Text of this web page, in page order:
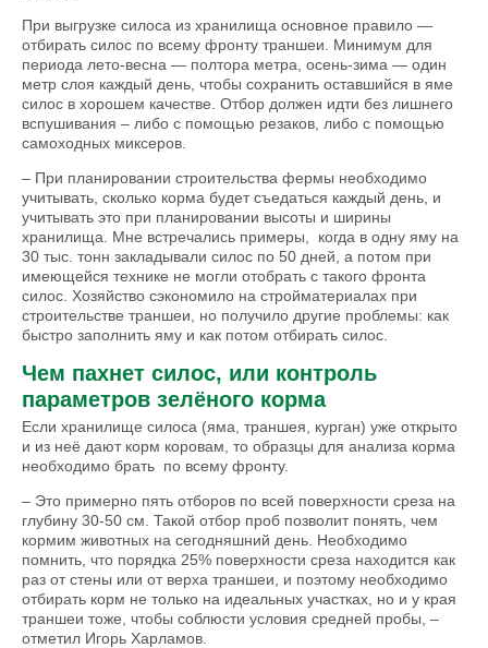
При выгрузке силоса из хранилища основное правило —
отбирать силос по всему фронту траншеи. Минимум для
периода лето-весна — полтора метра, осень-зима — один
метр слоя каждый день, чтобы сохранить оставшийся в яме
силос в хорошем качестве. Отбор должен идти без лишнего
вспушивания – либо с помощью резаков, либо с помощью
самоходных миксеров.
– При планировании строительства фермы необходимо
учитывать, сколько корма будет съедаться каждый день, и
учитывать это при планировании высоты и ширины
хранилища. Мне встречались примеры, когда в одну яму на
30 тыс. тонн закладывали силос по 50 дней, а потом при
имеющейся технике не могли отобрать с такого фронта
силос. Хозяйство сэкономило на стройматериалах при
строительстве траншеи, но получило другие проблемы: как
быстро заполнить яму и как потом отбирать силос.
Чем пахнет силос, или контроль
параметров зелёного корма
Если хранилище силоса (яма, траншея, курган) уже открыто
и из неё дают корм коровам, то образцы для анализа корма
необходимо брать по всему фронту.
– Это примерно пять отборов по всей поверхности среза на
глубину 30-50 см. Такой отбор проб позволит понять, чем
кормим животных на сегодняшний день. Необходимо
помнить, что порядка 25% поверхности среза находится как
раз от стены или от верха траншеи, и поэтому необходимо
отбирать корм не только на идеальных участках, но и у края
траншеи тоже, чтобы соблюсти условия средней пробы, –
отметил Игорь Харламов.